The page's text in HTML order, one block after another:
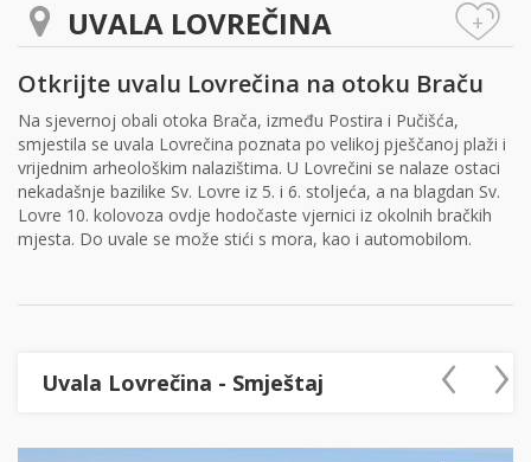
UVALA LOVREČINA +
Otkrijte uvalu Lovrečina na otoku Braču
Na sjevernoj obali otoka Brača, između Postira i Pučišća,
smjestila se uvala Lovrečina poznata po velikoj pješčanoj plaži i
vrijednim arheološkim nalazištima. U Lovrečini se nalaze ostaci
nekadašnje bazilike Sv. Lovre iz 5. i 6. stoljeća, a na blagdan Sv.
Lovre 10. kolovoza ovdje hodočaste vjernici iz okolnih bračkih
mjesta. Do uvale se može stići s mora, kao i automobilom.
Uvala Lovrečina - Smještaj ‹ ›